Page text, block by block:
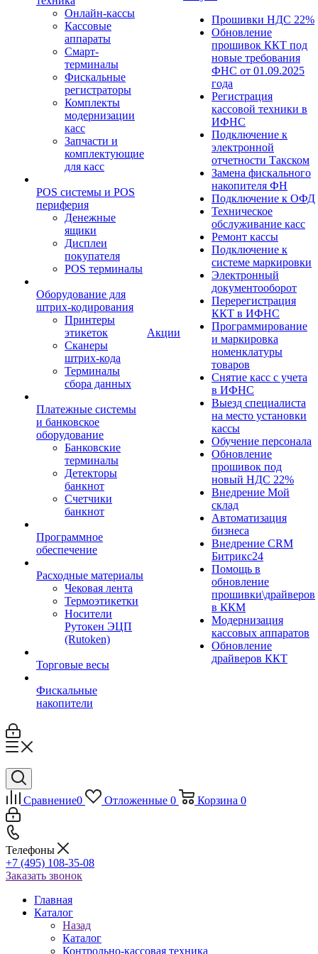
Онлайн-кассы
Кассовые
аппараты
Смарт-
терминалы
Фискальные
регистраторы
Комплекты
модернизации
касс
Запчасти и
комплектующие
для касс
POS системы и POS
периферия
Денежные
ящики
Дисплеи
покупателя
POS терминалы
Оборудование для
штрих-кодирования
Принтеры
этикеток
Сканеры
штрих-кода
Терминалы
сбора данных
Платежные системы
и банковское
оборудование
Банковские
терминалы
Детекторы
банкнот
Счетчики
банкнот
Программное
обеспечение
Расходные материалы
Чековая лента
Термоэтикетки
Носители
Рутокен ЭЦП
(Rutoken)
Торговые весы
Фискальные
накопители
Акции
Прошивки НДС 22%
Обновление
прошивок ККТ под
новые требования
ФНС от 01.09.2025
года
Регистрация
кассовой техники в
ИФНС
Подключение к
электронной
отчетности Такском
Замена фискального
накопителя ФН
Подключение к ОФД
Техническое
обслуживание касс
Ремонт кассы
Подключение к
системе маркировки
Электронный
документооборот
Перерегистрация
ККТ в ИФНС
Программирование
и маркировка
номенклатуры
товаров
Снятие касс с учета
в ИФНС
Выезд специалиста
на место установки
кассы
Обучение персонала
Обновление
прошивок под
новый НДС 22%
Внедрение Мой
склад
Автоматизация
бизнеса
Внедрение CRM
Битрикс24
Помощь в
обновление
прошивки\драйверов
в ККМ
Модернизация
кассовых аппаратов
Обновление
драйверов ККТ
Сравнение0 Отложенные 0 Корзина 0
Телефоны
+7 (495) 108-35-08
Заказать звонок
Главная
Каталог
Назад
Каталог
Контрольно-кассовая техника